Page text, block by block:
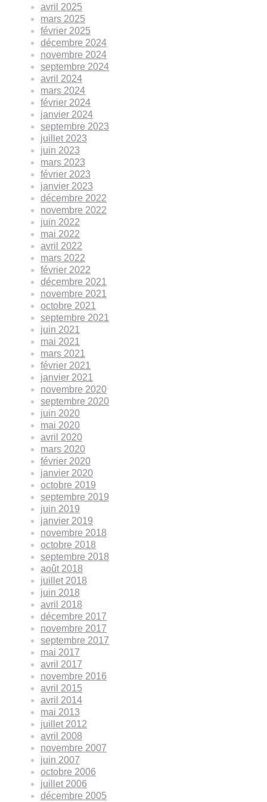
avril 2025
mars 2025
février 2025
décembre 2024
novembre 2024
septembre 2024
avril 2024
mars 2024
février 2024
janvier 2024
septembre 2023
juillet 2023
juin 2023
mars 2023
février 2023
janvier 2023
décembre 2022
novembre 2022
juin 2022
mai 2022
avril 2022
mars 2022
février 2022
décembre 2021
novembre 2021
octobre 2021
septembre 2021
juin 2021
mai 2021
mars 2021
février 2021
janvier 2021
novembre 2020
septembre 2020
juin 2020
mai 2020
avril 2020
mars 2020
février 2020
janvier 2020
octobre 2019
septembre 2019
juin 2019
janvier 2019
novembre 2018
octobre 2018
septembre 2018
août 2018
juillet 2018
juin 2018
avril 2018
décembre 2017
novembre 2017
septembre 2017
mai 2017
avril 2017
novembre 2016
avril 2015
avril 2014
mai 2013
juillet 2012
avril 2008
novembre 2007
juin 2007
octobre 2006
juillet 2006
décembre 2005